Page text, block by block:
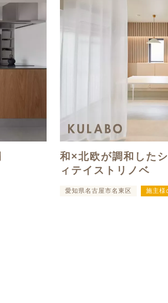
和×北欧が調和した
ィテイストリノベ
愛知県名古屋市名東区 施主様